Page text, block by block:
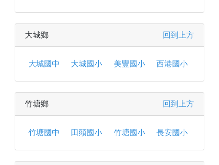
回到上方
大城鄉
大城國中 大城國小 美豐國小 西港國小
回到上方
竹塘鄉
竹塘國中 田頭國小 竹塘國小 長安國小